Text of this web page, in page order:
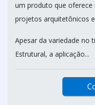
um produto que oferece
projetos arquitetônicos
Apesar da variedade no
Estrutural, a aplicação...